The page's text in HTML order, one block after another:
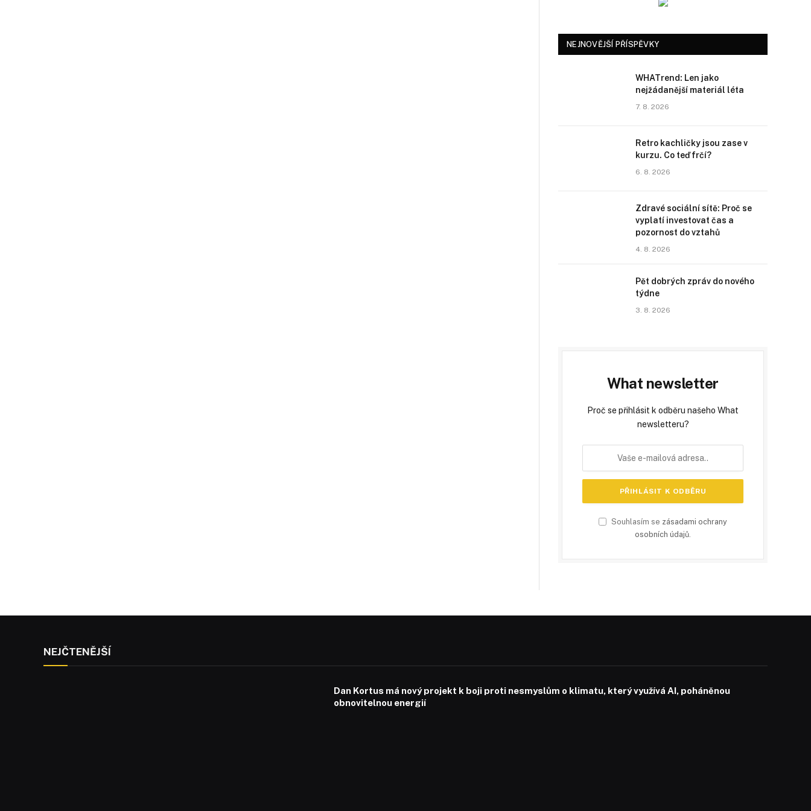
NEJNOVĚJŠÍ PŘÍSPĚVKY
WHATrend: Len jako
nejžádanější materiál léta
7. 8. 2026
Retro kachličky jsou zase v
kurzu. Co teď frčí?
6. 8. 2026
Zdravé sociální sítě: Proč se
vyplatí investovat čas a
pozornost do vztahů
4. 8. 2026
Pět dobrých zpráv do nového
týdne
3. 8. 2026
What newsletter
Proč se přihlásit k odběru našeho What
newsletteru?
Souhlasím se zásadami ochrany
osobních údajů.
NEJČTENĚJŠÍ
Dan Kortus má nový projekt k boji proti nesmyslům o klimatu, který využívá AI, poháněnou
obnovitelnou energií